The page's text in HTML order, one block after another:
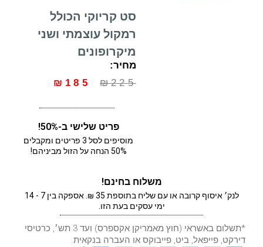
סט קריוקי הכולל
רמקול עוצמתי ושני
מיקרופונים
מחיר:
₪225
₪ 185
פריט שלישי ב-50%!
מוסיפים לסל 3 פריטים ומקבלים
50% הנחה על הזול מביניהם!
משלוח בחינם!
לנק׳ איסוף קרובה או עם שליח בתוספת 35 ₪. אספקה בין 7 - 14
ימי עסקים בעת הזו.
*תשלום באשראי (חוץ מאמריקן אקספרס) ועד 3 תש׳, כרטיסי
דירקט, פייפאל, ביט, פייבוקס או העברה בנקאית.